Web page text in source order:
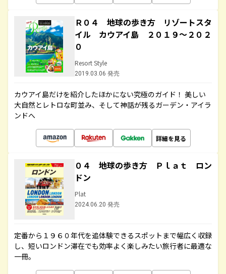
Ｒ０４ 地球の歩き方 リゾートスタ
イル カウアイ島 ２０１９～２０２
０
Resort Style
2019.03.06 発売
カウアイ島だけを紹介したほかにない究極のガイド！ 美しい
大自然とレトロな町並み、そして神話が残るガーデン・アイラ
ンドへ
詳細を見る
０４ 地球の歩き方 Ｐｌａｔ ロン
ドン
Plat
2024.06.20 発売
定番から１９６０年代を追体験できるスポットまで幅広く収録
し、短いロンドン滞在でも効率よく楽しみたい旅行者に最適な
一冊。